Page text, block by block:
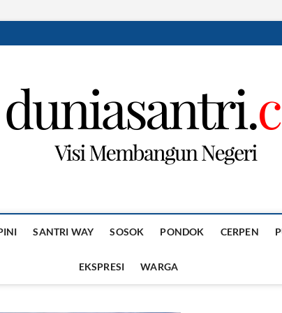
SANTRI WAY SOSOK PONDOK CERPEN
EKSPRESI WARGA